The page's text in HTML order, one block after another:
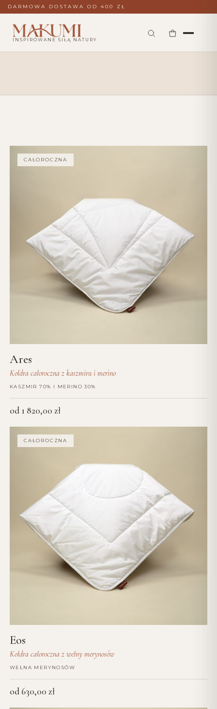
DARMOWA DOSTAWA OD 400 ZŁ
INSPIROWANE SIŁĄ NATURY
CAŁOROCZNA
Ares
Kołdra całoroczna z kaszmiru i merino
KASZMIR 70% I MERINO 30%
od 1 820,00 zł
CAŁOROCZNA
Eos
Kołdra całoroczna z wełny merynosów
WEŁNA MERYNOSÓW
od 630,00 zł